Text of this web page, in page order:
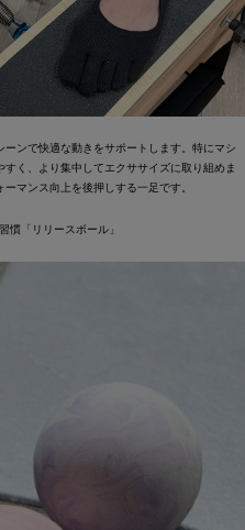
ンで快適な動きをサポートします。特にマシ
く、より集中してエクササイズに取り組めま
マンス向上を後押しする一足です。
慣「リリースボール」